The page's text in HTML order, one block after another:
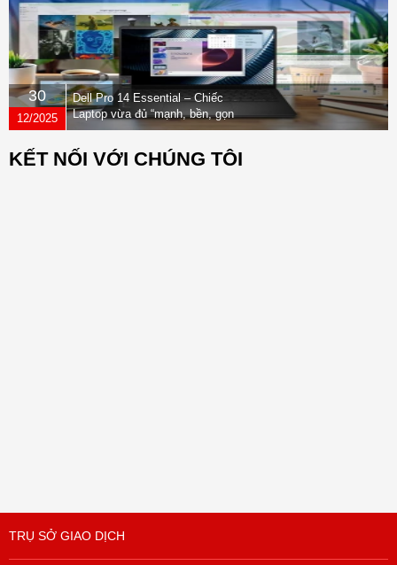
30
12/2025
Dell Pro 14 Essential – Chiếc
Laptop vừa đủ “mạnh, bền, gọn
nhẹ” dành cho dân văn phòng
KẾT NỐI VỚI CHÚNG TÔI
TRỤ SỞ GIAO DỊCH